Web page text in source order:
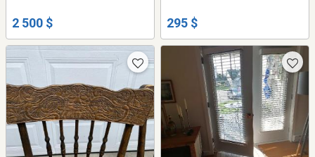
2 500 $ 295 $